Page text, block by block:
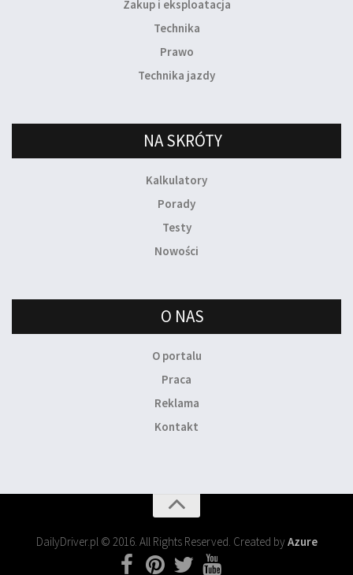
Zakup i eksploatacja
Technika
Prawo
Technika jazdy
NA SKRÓTY
Kalkulatory
Porady
Testy
Nowości
O NAS
O portalu
Praca
Reklama
Kontakt
DailyDriver.pl © 2016. All Rights Reserved. Created byAzure